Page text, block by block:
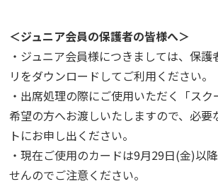
＜ジュニア会員の保護者の皆様へ＞
・ジュニア会員様につきましては、保
リをダウンロードしてご利用ください。
・出席処理の際にご使用いただく「ス
希望の方へお渡しいたしますので、必要
トにお申し出ください。
・現在ご使用のカードは9月29日(金)以
せんのでご注意ください。